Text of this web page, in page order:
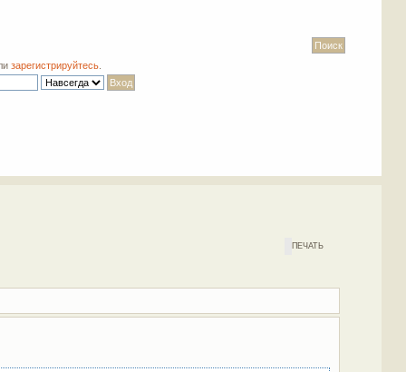
зарегистрируйтесь
ПЕЧАТЬ